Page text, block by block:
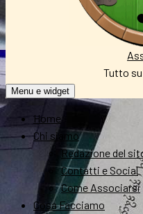
Tutto
Menu e widget
Home
Chi siamo
Redazione del
Contatti e Social
Come Associarsi
Cosa Facciamo